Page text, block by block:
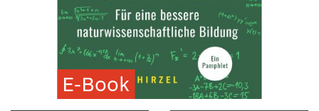
E-Book